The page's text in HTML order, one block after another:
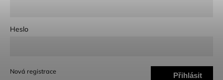
Heslo
Přihlásit
Nová registrace